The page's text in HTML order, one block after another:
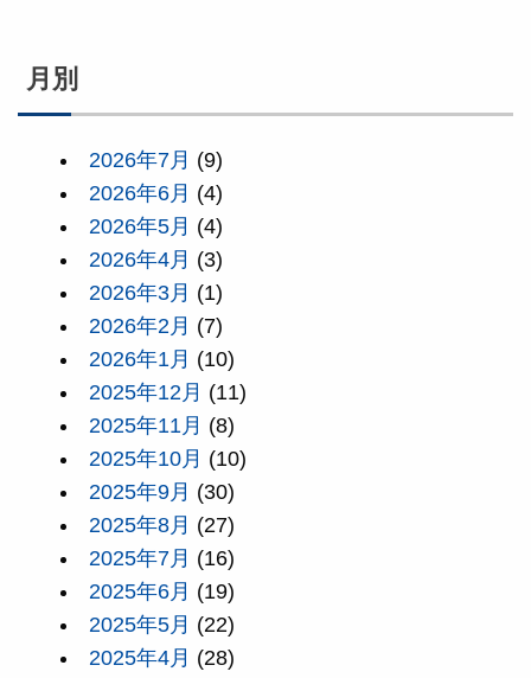
月別
2026年7月 (9)
2026年6月 (4)
2026年5月 (4)
2026年4月 (3)
2026年3月 (1)
2026年2月 (7)
2026年1月 (10)
2025年12月 (11)
2025年11月 (8)
2025年10月 (10)
2025年9月 (30)
2025年8月 (27)
2025年7月 (16)
2025年6月 (19)
2025年5月 (22)
2025年4月 (28)